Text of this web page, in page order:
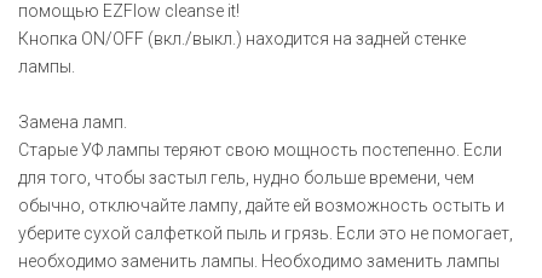
помощью EZFlow cleanse it!
Кнопка ON/OFF (вкл./выкл.) находится на задней стенке
лампы.
Замена ламп.
Старые УФ лампы теряют свою мощность постепенно. Если
для того, чтобы застыл гель, нудно больше времени, чем
обычно, отключайте лампу, дайте ей возможность остыть и
уберите сухой салфеткой пыль и грязь. Если это не помогает,
необходимо заменить лампы. Необходимо заменить лампы